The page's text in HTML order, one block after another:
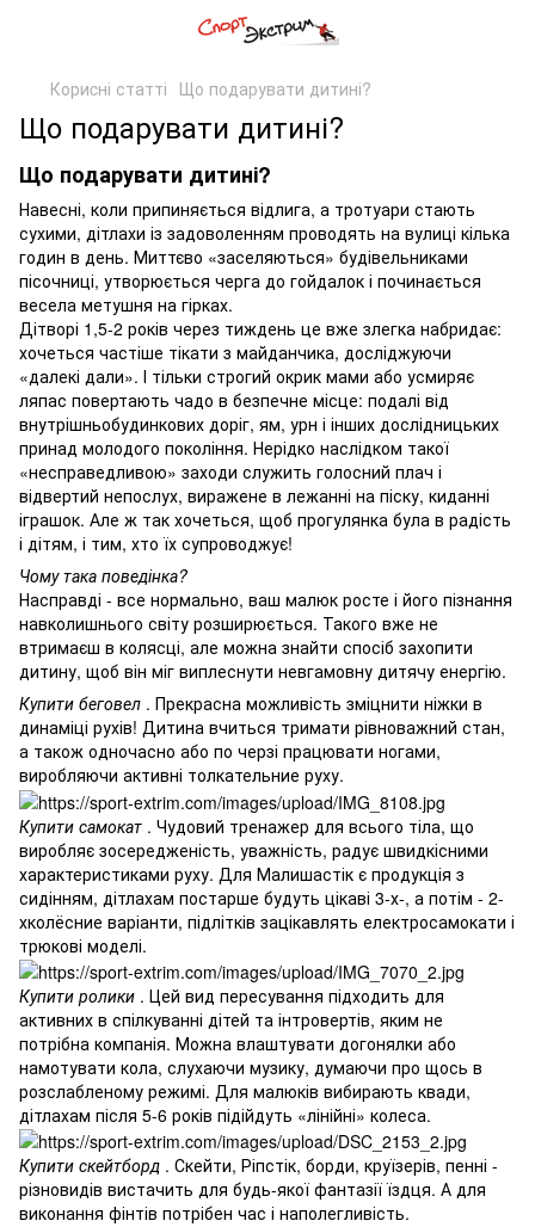
Кориcні статті Що подарувати дитині?
Що подарувати дитині?
Що подарувати дитині?
Навесні, коли припиняється відлига, а тротуари стають
сухими, дітлахи із задоволенням проводять на вулиці кілька
годин в день. Миттєво «заселяються» будівельниками
пісочниці, утворюється черга до гойдалок і починається
весела метушня на гірках.
Дітворі 1,5-2 років через тиждень це вже злегка набридає:
хочеться частіше тікати з майданчика, досліджуючи
«далекі дали». І тільки строгий окрик мами або усмиряє
ляпас повертають чадо в безпечне місце: подалі від
внутрішньобудинкових доріг, ям, урн і інших дослідницьких
принад молодого покоління. Нерідко наслідком такої
«несправедливою» заходи служить голосний плач і
відвертий непослух, виражене в лежанні на піску, киданні
іграшок. Але ж так хочеться, щоб прогулянка була в радість
і дітям, і тим, хто їх супроводжує!
Чому така поведінка?
Насправді - все нормально, ваш малюк росте і його пізнання
навколишнього світу розширюється. Такого вже не
втримаєш в колясці, але можна знайти спосіб захопити
дитину, щоб він міг виплеснути невгамовну дитячу енергію.
Купити беговел . Прекрасна можливість зміцнити ніжки в
динаміці рухів! Дитина вчиться тримати рівноважний стан,
а також одночасно або по черзі працювати ногами,
виробляючи активні толкательние руху.
Купити самокат . Чудовий тренажер для всього тіла, що
виробляє зосередженість, уважність, радує швидкісними
характеристиками руху. Для Малишастік є продукція з
сидінням, дітлахам постарше будуть цікаві 3-х-, а потім - 2-
хколёсние варіанти, підлітків зацікавлять електросамокати і
трюкові моделі.
Купити ролики . Цей вид пересування підходить для
активних в спілкуванні дітей та інтровертів, яким не
потрібна компанія. Можна влаштувати догонялки або
намотувати кола, слухаючи музику, думаючи про щось в
розслабленому режимі. Для малюків вибирають квади,
дітлахам після 5-6 років підійдуть «лінійні» колеса.
Купити скейтборд . Скейти, Ріпстік, борди, круїзерів, пенні -
різновидів вистачить для будь-якої фантазії їздця. А для
виконання фінтів потрібен час і наполегливість.